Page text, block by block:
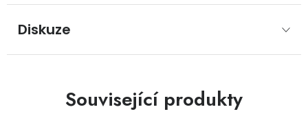
Diskuze
Související produkty